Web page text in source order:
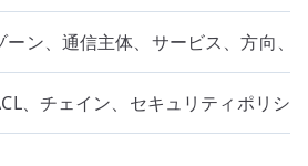
ーン、通信主体、サービス、方向、
、チェイン、セキュリティポリシ